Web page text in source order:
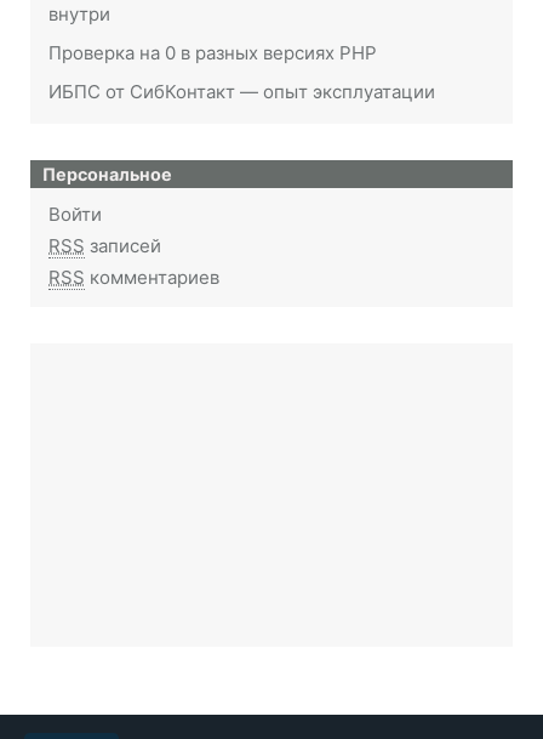
внутри
Проверка на 0 в разных версиях PHP
ИБПС от СибКонтакт — опыт эксплуатации
Персональное
Войти
RSS записей
RSS комментариев